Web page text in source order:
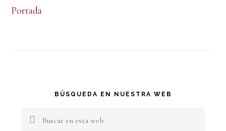
Portada
Barra
lateral
BÚSQUEDA EN NUESTRA WEB
Buscar